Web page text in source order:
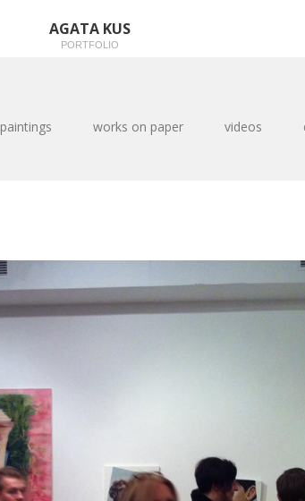
AGATA KUS
PORTFOLIO
paintings works on paper videos